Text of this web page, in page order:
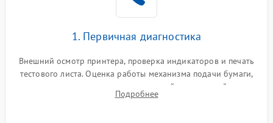
1. Первичная диагностика
Внешний осмотр принтера, проверка индикаторов и печать
тестового листа. Оценка работы механизма подачи бумаги,
выявление посторонних шумов, замятий и первичный анализ
дефектов печати (полосы, фон, пробелы).
Подробнее